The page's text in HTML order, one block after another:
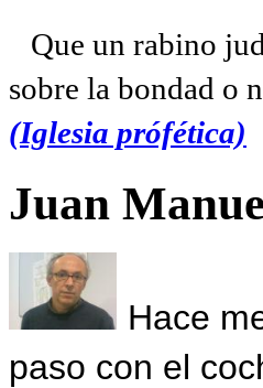
Que un rabino
sobre la bondad o
(Iglesia prófética)
Juan
Hace
paso con el